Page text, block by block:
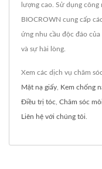
lượng cao. Sử dụng công
BIOCROWN cung cấp
ứng nhu cầu độc đáo của
và sự hài lòng.
Xem các dịch vụ chăm
Mặt nạ giấy Kem chống
Điều trị tóc Chăm sóc môi
Liên hệ với chúng tôi